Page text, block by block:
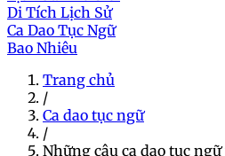
Di Tích Lịch Sử
Ca Dao Tục Ngữ
Bao Nhiêu
Trang chủ
/
Ca dao tục ngữ
/
Những câu ca dao tục